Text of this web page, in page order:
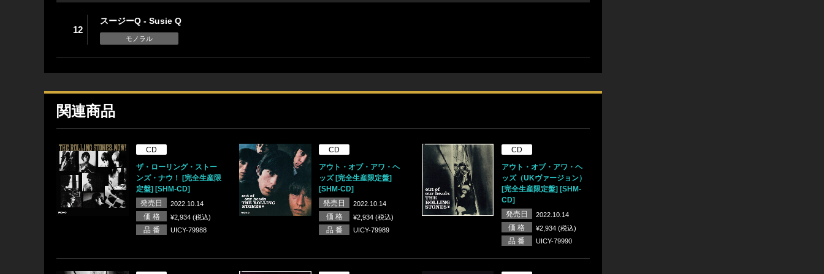
12
スージーQ - Susie Q
モノラル
関連商品
CD
ザ・ローリング・ストー
ンズ・ナウ！ [完全生産限
定盤] [SHM-CD]
発売日
2022.10.14
価 格 ¥2,934 (税込)
品 番 UICY-79988
CD
アウト・オブ・アワ・ヘ
ッズ [完全生産限定盤]
[SHM-CD]
発売日
2022.10.14
価 格 ¥2,934 (税込)
品 番 UICY-79989
CD
アウト・オブ・アワ・ヘ
ッズ（UKヴァージョン）
[完全生産限定盤] [SHM-
CD]
発売日
2022.10.14
価 格 ¥2,934 (税込)
品 番 UICY-79990